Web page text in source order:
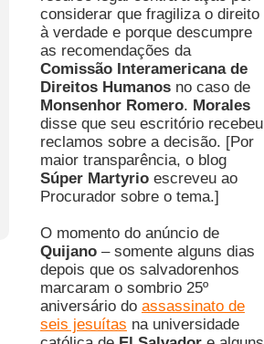
considerar que fragiliza o direito
à verdade e porque descumpre
as recomendações da
Comissão Interamericana de
Direitos Humanosno caso de
Monsenhor Romero. Morales
disse que seu escritório recebeu
reclamos sobre a decisão. [Por
maior transparência, o blog
Súper Martyrioescreveu ao
Procurador sobre o tema.]
O momento do anúncio de
Quijano– somente alguns dias
depois que os salvadorenhos
marcaram o sombrio 25º
aniversário do assassinato de
seis jesuítas na universidade